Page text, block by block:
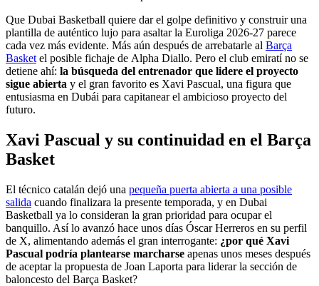
Que Dubai Basketball quiere dar el golpe definitivo y construir una
plantilla de auténtico lujo para asaltar la Euroliga 2026-27 parece
cada vez más evidente. Más aún después de arrebatarle al Barça
Basket el posible fichaje de Alpha Diallo. Pero el club emiratí no se
detiene ahí: la búsqueda del entrenador que lidere el proyecto
sigue abierta y el gran favorito es Xavi Pascual, una figura que
entusiasma en Dubái para capitanear el ambicioso proyecto del
futuro.
Xavi Pascual y su continuidad en el Barça
Basket
El técnico catalán dejó una pequeña puerta abierta a una posible
salida cuando finalizara la presente temporada, y en Dubai
Basketball ya lo consideran la gran prioridad para ocupar el
banquillo. Así lo avanzó hace unos días Óscar Herreros en su perfil
de X, alimentando además el gran interrogante: ¿por qué Xavi
Pascual podría plantearse marcharse apenas unos meses después
de aceptar la propuesta de Joan Laporta para liderar la sección de
baloncesto del Barça Basket?